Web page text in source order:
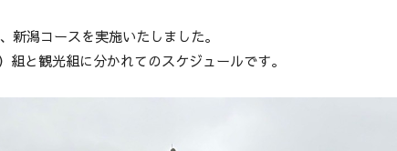
潟コースを実施いたしました。
と観光組に分かれてのスケジュールです。